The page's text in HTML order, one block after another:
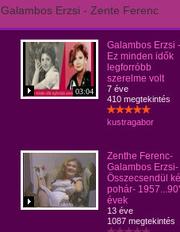
Galambos Erzsi - Zente Ferenc
03:04
Galambos Erzsi -
Ez minden idők
legforróbb
szerelme volt
7 éve
410 megtekintés
kustragabor
Zenthe Ferenc-
Galambos Erzsi-
Összecsendül
pohár-
évek
13 éve
1087 megtekintés